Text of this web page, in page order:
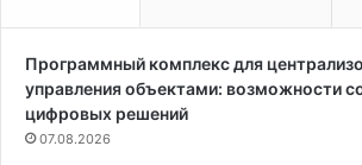
Программный комплекс для
управления объектами: возможности
цифровых решений
07.08.2026